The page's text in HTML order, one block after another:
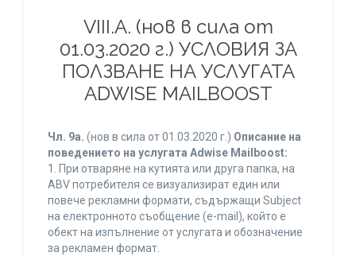
VIII.A. (нов в сила от
01.03.2020 г.) УСЛОВИЯ ЗА
ПОЛЗВАНЕ НА УСЛУГАТА
ADWISE MAILBOOST
Чл. 9а. (нов в сила от 01.03.2020 г.) Описание на
поведението на услугата Adwise Mailboost:
1. При отваряне на кутията или друга папка, на
ABV потребителя се визуализират един или
повече рекламни формати, съдържащи Subject
на електронното съобщение (e-mail), който е
обект на изпълнение от услугата и обозначение
за рекламен формат.